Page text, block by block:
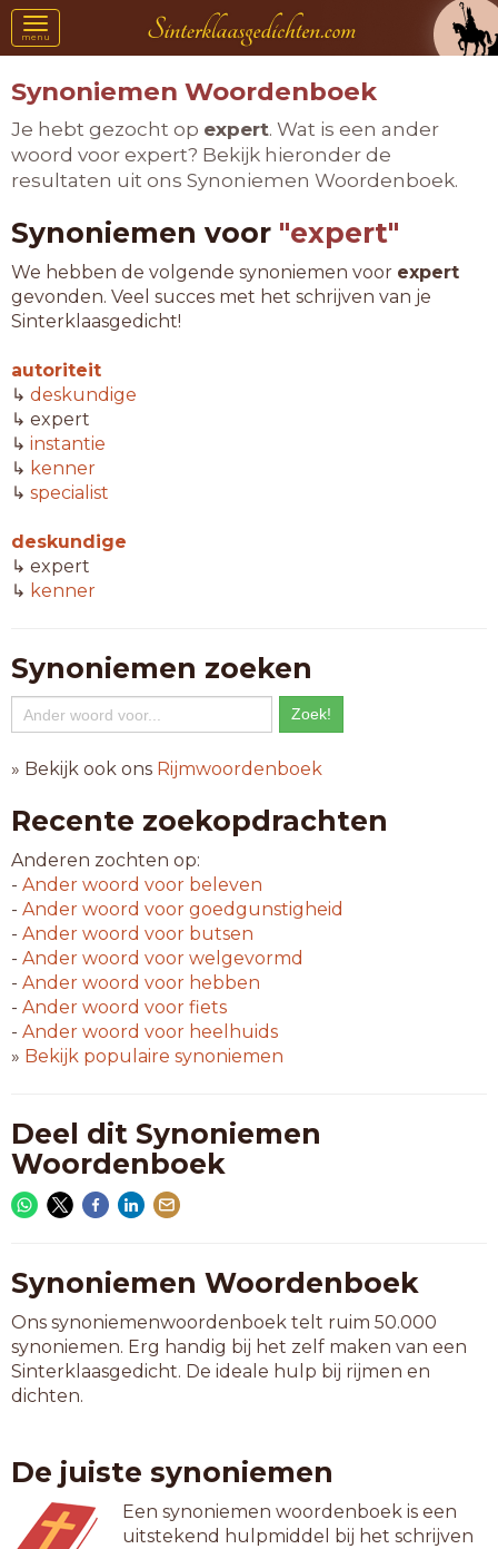
Toggle
navigation
menu
Synoniemen Woordenboek
Je hebt gezocht op expert. Wat is een ander
woord voor expert? Bekijk hieronder de
resultaten uit ons Synoniemen Woordenboek.
Synoniemen voor "expert"
We hebben de volgende synoniemen voor expert
gevonden. Veel succes met het schrijven van je
Sinterklaasgedicht!
autoriteit
↳ deskundige
↳ expert
↳ instantie
↳ kenner
↳ specialist
deskundige
↳ expert
↳ kenner
Synoniemen zoeken
» Bekijk ook ons Rijmwoordenboek
Recente zoekopdrachten
Anderen zochten op:
- Ander woord voor beleven
- Ander woord voor goedgunstigheid
- Ander woord voor butsen
- Ander woord voor welgevormd
- Ander woord voor hebben
- Ander woord voor fiets
- Ander woord voor heelhuids
» Bekijk populaire synoniemen
Deel dit Synoniemen
Woordenboek
Synoniemen Woordenboek
Ons synoniemenwoordenboek telt ruim 50.000
synoniemen. Erg handig bij het zelf maken van een
Sinterklaasgedicht. De ideale hulp bij rijmen en
dichten.
De juiste synoniemen
Een synoniemen woordenboek is een
uitstekend hulpmiddel bij het schrijven